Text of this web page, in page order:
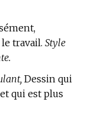
travail. Style
Dessin qui
qui est plus